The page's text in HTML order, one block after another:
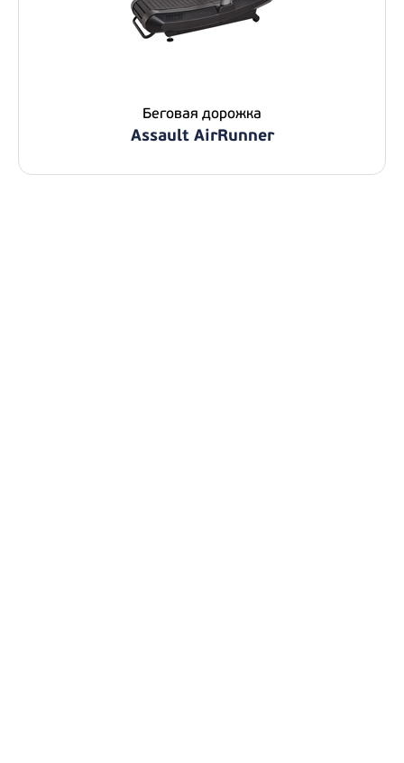
Беговая дорожка
Assault AirRunner